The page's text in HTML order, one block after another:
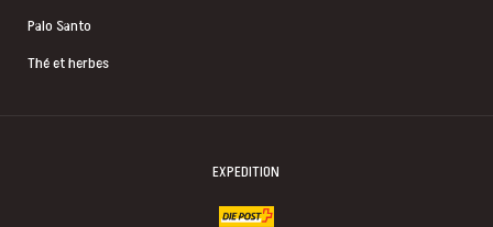
Palo Santo
Thé et herbes
EXPEDITION